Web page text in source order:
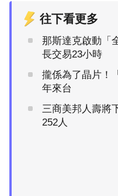
往下看更多
那斯達克啟動「
長交易23小時
攏係為了晶片！「斷交19
年來台
三商美邦人壽將
252人